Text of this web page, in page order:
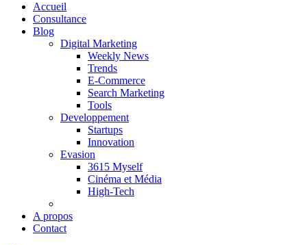
Accueil
Consultance
Blog
Digital Marketing
Weekly News
Trends
E-Commerce
Search Marketing
Tools
Developpement
Startups
Innovation
Evasion
3615 Myself
Cinéma et Média
High-Tech
A propos
Contact